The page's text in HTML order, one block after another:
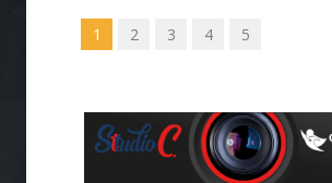
1 2 3 4 5